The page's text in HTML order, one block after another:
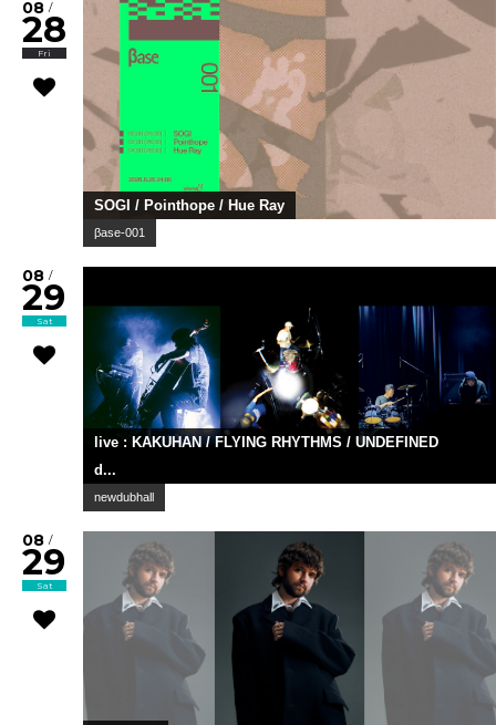
08 /
28
Fri
SOGI / Pointhope / Hue Ray
βase-001
08 /
29
Sat
live : KAKUHAN / FLYING RHYTHMS / UNDEFINED
d...
newdubhall
08 /
29
Sat